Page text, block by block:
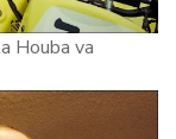
Houba va